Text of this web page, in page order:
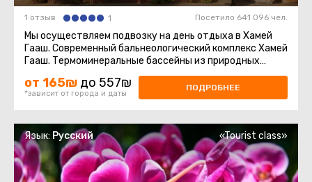
1 отзыв 1 Посетило 641 096 чел.
Мы осуществляем подвозку на день отдыха в Хамей
Гааш. Современный бальнеологический комплекс Хамей
Гааш. Термоминеральные бассейны из природных
источников различных ...
от 165₪ до 557₪
*зависит от города и даты
ПОДРОБНЕЕ
Язык: Русский «Tourist class»